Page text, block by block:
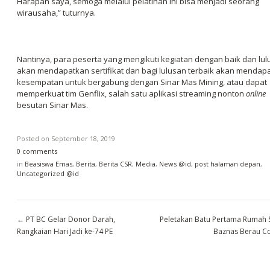
wirausaha,” tuturnya.
Nantinya, para peserta yang mengikuti kegiatan dengan baik dan
akan mendapatkan sertifikat dan bagi lulusan terbaik akan
kesempatan untuk bergabung dengan Sinar Mas Mining, atau dapat
memperkuat tim Genflix, salah satu aplikasi streaming nonton online
besutan Sinar Mas.
Posted on September 18, 2019
0 comments
in Beasiswa Emas, Berita, Berita CSR, Media, News @id, post halaman depan,
Uncategorized @id
← PT BC Gelar Donor Darah,
Rangkaian Hari Jadi ke-74 PE
Peletakan Batu Pertama Rumah
Baznas Berau